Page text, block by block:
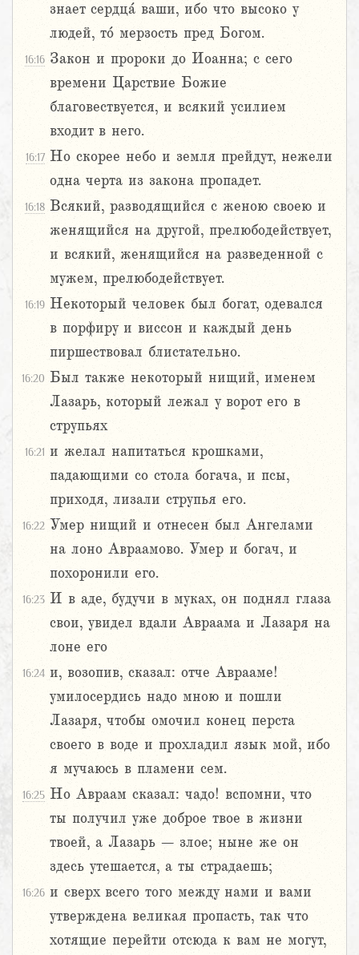
знает сердца́ ваши, ибо что высоко у
людей, то́ мерзость пред Богом.
16:16 Закон и пророки до Иоанна; с сего
времени Царствие Божие
благовествуется, и всякий усилием
входит в него.
16:17 Но скорее небо и земля прейдут, нежели
одна черта из закона пропадет.
16:18 Всякий, разводящийся с женою своею и
женящийся на другой, прелюбодействует,
и всякий, женящийся на разведенной с
мужем, прелюбодействует.
16:19 Некоторый человек был богат, одевался
в порфиру и виссон и каждый день
пиршествовал блистательно.
16:20 Был также некоторый нищий, именем
Лазарь, который лежал у ворот его в
струпьях
16:21 и желал напитаться крошками,
падающими со стола богача, и псы,
приходя, лизали струпья его.
16:22 Умер нищий и отнесен был Ангелами
на лоно Авраамово. Умер и богач, и
похоронили его.
16:23 И в аде, будучи в муках, он поднял глаза
свои, увидел вдали Авраама и Лазаря на
лоне его
16:24 и, возопив, сказал: отче Аврааме!
умилосердись надо мною и пошли
Лазаря, чтобы омочил конец перста
своего в воде и прохладил язык мой, ибо
я мучаюсь в пламени сем.
16:25 Но Авраам сказал: чадо! вспомни, что
ты получил уже доброе твое в жизни
твоей, а Лазарь – злое; ныне же он
здесь утешается, а ты страдаешь;
16:26 и сверх всего того между нами и вами
утверждена великая пропасть, так что
хотящие перейти отсюда к вам не могут,